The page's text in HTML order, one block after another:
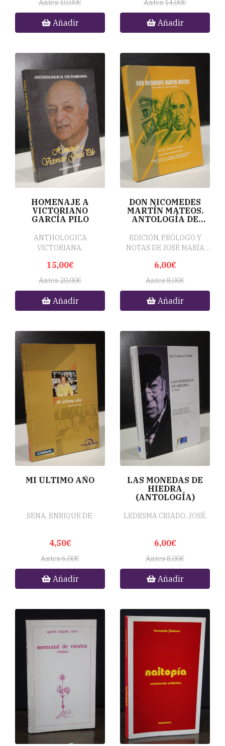
Antes 10,00€
Añadir
Antes 14,00€
Añadir
HOMENAJE A
VICTORIANO
GARCÍA PILO
ANTHOLOGICA
VICTORIANA.
15,00€
Antes 20,00€
Añadir
DON NICOMEDES
MARTÍN MATEOS.
ANTOLOGÍA DE
EDICIÓN, PRÓLOGO Y
NOTAS DE JOSÉ MARÍA
6,00€
Antes 8,00€
Añadir
MI ÚLTIMO AÑO
SENA, ENRIQUE DE.
4,50€
Antes 6,00€
Añadir
LAS MONEDAS DE
HIEDRA
(ANTOLOGÍA)
LEDESMA CRIADO, JOSÉ.
6,00€
Antes 8,00€
Añadir